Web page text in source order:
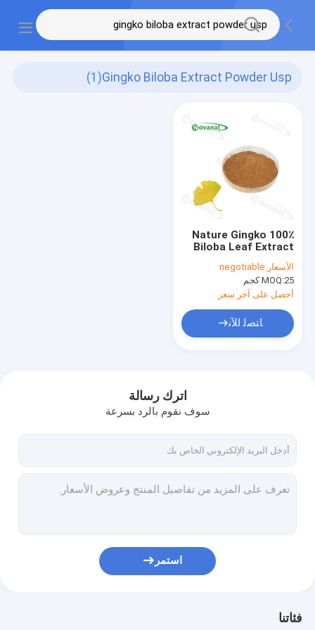
Gingko Biloba Extract Powder Usp
(1)
100٪ Nature Gingko
Biloba Leaf Extract
Powder / USP / E.P /
CP15 / مكونات
المكملات الغذائية
الأسعار:negotiable
MOQ:25 كجم
أحصل على آخر سعر
ﺎﺘﺼﻟ ﺍﻶﻧ
اترك رسالة
سوف نقوم بالرد بسرعة
استمر
فئاتنا